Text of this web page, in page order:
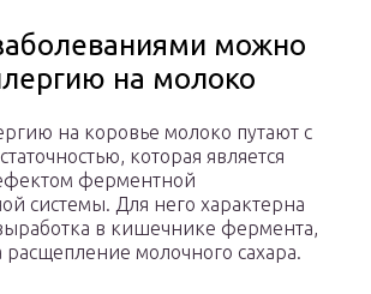
можно
на молоко
на коровье молоко путают с
которая является
ферментной
системы. Для него характерна
в кишечнике фермента,
молочного сахара.